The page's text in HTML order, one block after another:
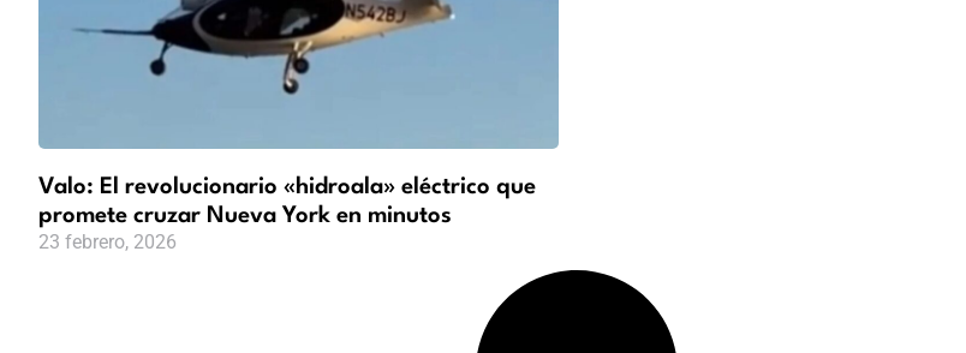
Valo: El revolucionario «hidroala» eléctrico que
promete cruzar Nueva York en minutos
23 febrero, 2026